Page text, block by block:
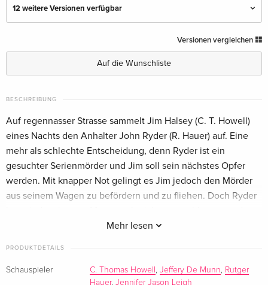
12 weitere Versionen verfügbar
EUR 25,49
Deutsch
Limited Edition, Mediabook, Blu-ray + DVD
EUR 52,49
Deutsch
vergriffen
Cover A, Limited Edition, Mediabook, Blu-ray +
vergriffen
Versionen vergleichen
Auf die Wunschliste
BESCHREIBUNG
Mehr lesen
Auf regennasser Strasse sammelt Jim Halsey (C. T. Howell)
eines Nachts den Anhalter John Ryder (R. Hauer) auf. Eine
mehr als schlechte Entscheidung, denn Ryder ist ein
gesuchter Serienmörder und Jim soll sein nächstes Opfer
werden. Mit knapper Not gelingt es Jim jedoch den Mörder
aus seinem Wagen zu befördern und zu fliehen. Doch Ryder
eröffnet die Jagd auf ihn. Neben und auf dem Highway
Beute werden soll
PRODUKTDETAILS
Schauspieler C. Thomas Howell , Jeffery De Munn, Rutger
Hauer, Jennifer Jason Leigh